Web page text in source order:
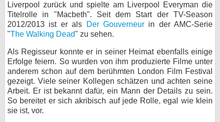
Liverpool zurück und spielte am Liverpool Everyman die
Titelrolle in "Macbeth". Seit dem Start der TV-Season
2012/2013 ist er als
Der Gouverneurin der AMC-Serie
"The Walking Dead" zu sehen.
Als Regisseur konnte er in seiner Heimat ebenfalls einige
Erfolge feiern. So wurden von ihm produzierte Filme unter
anderem schon auf dem berühmten London Film Festival
gezeigt. Viele seiner Kollegen schätzen und achten seine
Arbeit. Er ist bekannt dafür, ein Mann der Details zu sein.
So bereitet er sich akribisch auf jede Rolle, egal wie klein
sie ist, vor.